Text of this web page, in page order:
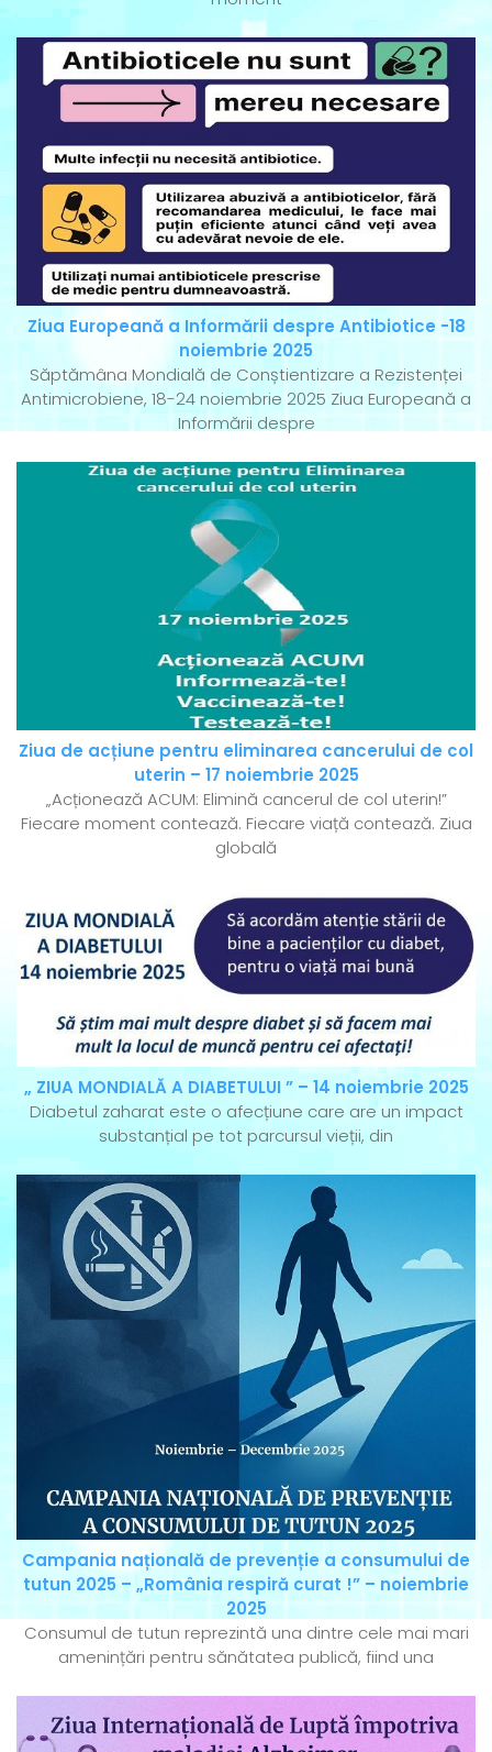
Ziua Europeană a Informării despre Antibiotice -18
noiembrie 2025
Săptămâna Mondială de Conștientizare a Rezistenței
Antimicrobiene, 18-24 noiembrie 2025 Ziua Europeană a
Informării despre
Ziua de acțiune pentru eliminarea cancerului de col
uterin – 17 noiembrie 2025
„Acționează ACUM: Elimină cancerul de col uterin!”
Fiecare moment contează. Fiecare viață contează. Ziua
globală
„ ZIUA MONDIALĂ A DIABETULUI ” – 14 noiembrie 2025
Diabetul zaharat este o afecțiune care are un impact
substanțial pe tot parcursul vieții, din
Campania națională de prevenție a consumului de
tutun 2025 – „România respiră curat !” – noiembrie
2025
Consumul de tutun reprezintă una dintre cele mai mari
amenințări pentru sănătatea publică, fiind una